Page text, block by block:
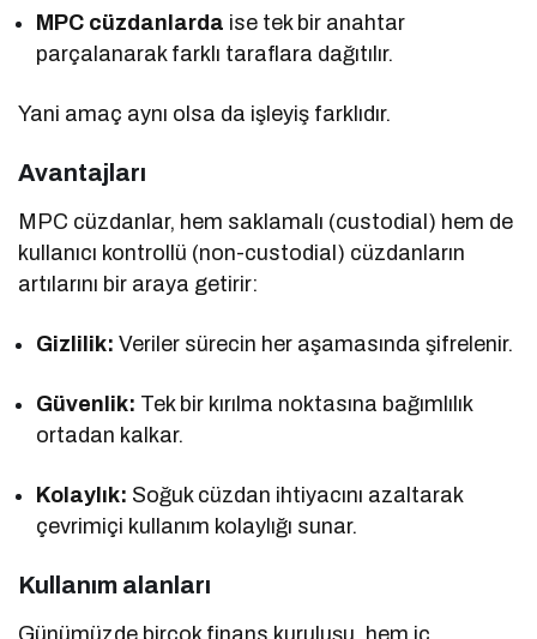
MPC cüzdanlarda ise tek bir anahtar
parçalanarak farklı taraflara dağıtılır.
Yani amaç aynı olsa da işleyiş farklıdır.
Avantajları
MPC cüzdanlar, hem saklamalı (custodial) hem de
kullanıcı kontrollü (non-custodial) cüzdanların
artılarını bir araya getirir:
Gizlilik: Veriler sürecin her aşamasında şifrelenir.
Güvenlik: Tek bir kırılma noktasına bağımlılık
ortadan kalkar.
Kolaylık: Soğuk cüzdan ihtiyacını azaltarak
çevrimiçi kullanım kolaylığı sunar.
Kullanım alanları